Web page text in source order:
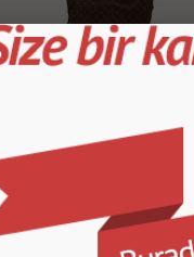
Louis Vuitton Kadın Suni Deri
160,00 TL